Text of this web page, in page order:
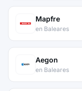
Mapfre
en Baleares
Aegon
en Baleares